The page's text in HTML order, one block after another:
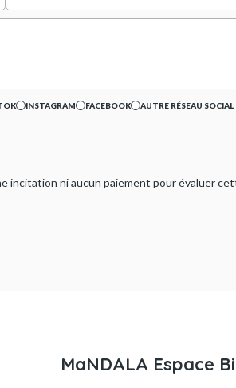
INSTAGRAM FACEBOOK AUTRE RÉSEAU SOCIAL
incitation ni aucun paiement pour évaluer
MaNDALA Espace